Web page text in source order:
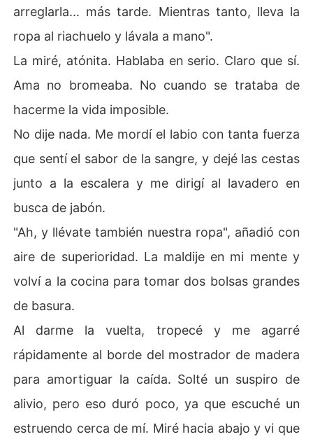
arreglarla... más tarde. Mientras tanto, lleva la
ropa al riachuelo y lávala a mano".
La miré, atónita. Hablaba en serio. Claro que sí.
Ama no bromeaba. No cuando se trataba de
hacerme la vida imposible.
No dije nada. Me mordí el labio con tanta fuerza
que sentí el sabor de la sangre, y dejé las cestas
junto a la escalera y me dirigí al lavadero en
busca de jabón.
"Ah, y llévate también nuestra ropa", añadió con
aire de superioridad. La maldije en mi mente y
volví a la cocina para tomar dos bolsas grandes
de basura.
Al darme la vuelta, tropecé y me agarré
rápidamente al borde del mostrador de madera
para amortiguar la caída. Solté un suspiro de
alivio, pero eso duró poco, ya que escuché un
estruendo cerca de mí. Miré hacia abajo y vi que